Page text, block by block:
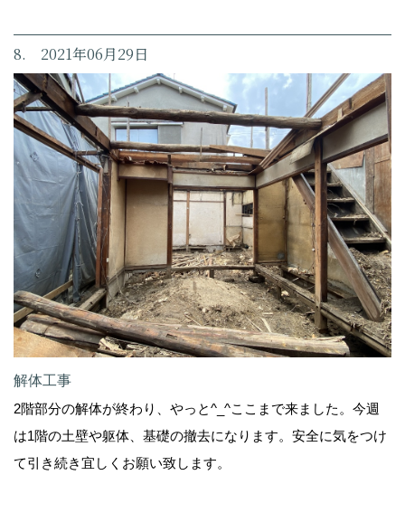
8. 2021年06月29日
解体工事
2階部分の解体が終わり、やっと^_^ここまで来ました。今週
は1階の土壁や躯体、基礎の撤去になります。安全に気をつけ
て引き続き宜しくお願い致します。